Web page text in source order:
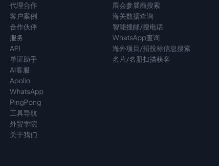
代理合作
客户案例
合作伙伴
服务
API
单证助手
AI客服
Apollo
WhatsApp
PingPong
工具导航
外贸学院
关于我们
展会参展商搜索
海关数据查询
智能搜邮/搜电话
WhatsApp查询
海外项目/招投标信息搜索
名片/名册扫描获客